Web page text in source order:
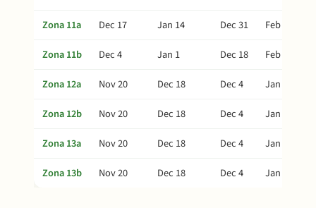
Zona 11a
Dec 17 Jan 14 Dec 31
Feb 23
Zona 11b
Dec 4 Jan 1 Dec 18
Feb 10
Zona 12a
Nov 20 Dec 18 Dec 4
Jan 27
Zona 12b
Nov 20 Dec 18 Dec 4
Jan 27
Zona 13a
Nov 20 Dec 18 Dec 4
Jan 27
Zona 13b
Nov 20 Dec 18 Dec 4 Jan 27